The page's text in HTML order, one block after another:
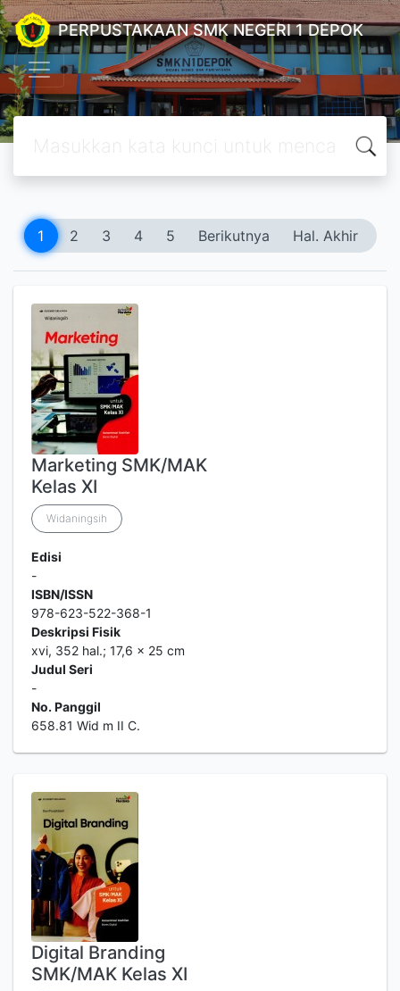
PERPUSTAKAAN SMK NEGERI 1 DEPOK
1 2 3 4 5 Berikutnya Hal. Akhir
Marketing SMK/MAK
Kelas XI
Widaningsih
Edisi
-
ISBN/ISSN
978-623-522-368-1
Deskripsi Fisik
xvi, 352 hal.; 17,6 x 25 cm
Judul Seri
-
No. Panggil
658.81 Wid m II C.
Digital Branding
SMK/MAK Kelas XI